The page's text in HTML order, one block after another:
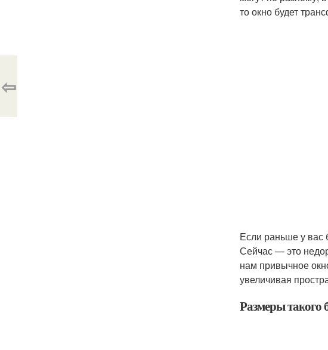
то окно будет
Если раньше у вас
Сейчас — это
нам привычное
увеличивая
Размеры такого
⇦